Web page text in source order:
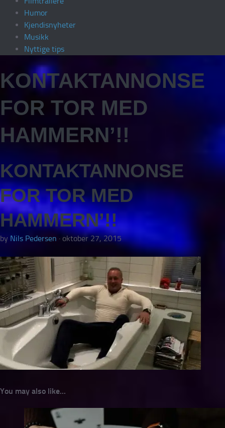
Humor
Kjendisnyheter
Musikk
Nyttige tips
KONTAKTANNONSE
FOR TOR MED
HAMMERN’!!
KONTAKTANNONSE
FOR TOR MED
HAMMERN’!!
by Nils Pedersen · oktober 27, 2015
You may also like...